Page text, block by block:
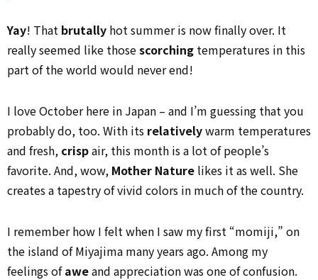
Yay! That brutally hot summer is now finally over. It
really seemed like thosescorching temperatures in this
part of the world would never end!
I love October here in Japan – and I’m guessing that you
probably do, too. With its relativelywarm temperatures
and fresh, crispair, this month is a lot of people’s
favorite. And, wow, Mother Nature likes it as well. She
creates a tapestry of vivid colors in much of the country.
I remember how I felt when I saw my first “momiji,” on
the island of Miyajima many years ago. Among my
feelings ofaweand appreciation was one of confusion.